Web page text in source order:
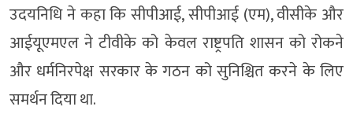
उदयनिधि ने कहा कि सीपीआई, सीपीआई (एम), वीसीके और
आईयूएमएल ने टीवीके को केवल राष्ट्रपति शासन को रोकने
और धर्मनिरपेक्ष सरकार के गठन को सुनिश्चित करने के लिए
समर्थन दिया था.